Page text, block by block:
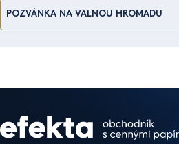
POZVÁNKA NA VALNOU HROMADU